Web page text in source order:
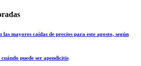
mayores caídas de precios para este agosto, según
puede ser apendicitis